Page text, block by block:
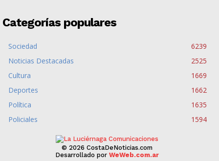
Categorías populares
Sociedad
6239
Noticias Destacadas
2525
Cultura
1669
Deportes
1662
Política
1635
Policiales
1594
© 2026 CostaDeNoticias.com
Desarrollado por WeWeb.com.ar